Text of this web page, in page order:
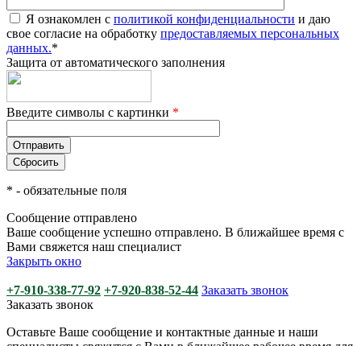
Я ознакомлен с политикой конфиденциальности и даю
свое согласие на обработку предоставляемых персональных
данных.*
Защита от автоматического заполнения
Введите символы с картинки *
* - обязательные поля
Сообщение отправлено
Ваше сообщение успешно отправлено. В ближайшее время с
Вами свяжется наш специалист
Закрыть окно
+7-910-338-77-92 +7-920-838-52-44 Заказать звонок
Заказать звонок
Оставьте Ваше сообщение и контактные данные и наши